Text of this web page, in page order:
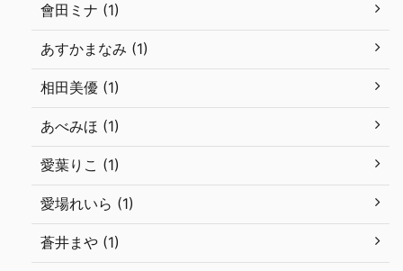
會田ミナ (1)
あすかまなみ (1)
相田美優 (1)
あべみほ (1)
愛葉りこ (1)
愛場れいら (1)
蒼井まや (1)